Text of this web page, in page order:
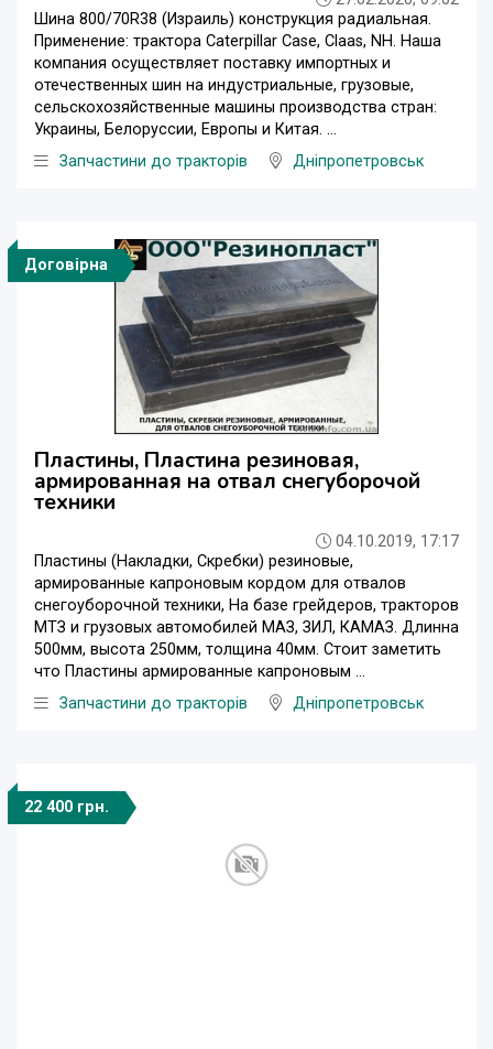
Шина 800/70R38 (Израиль) конструкция радиальная.
Применение: трактора Caterpillar Case, Claas, NH. Наша
компания осуществляет поставку импортных и
отечественных шин на индустриальные, грузовые,
сельскохозяйственные машины производства стран:
Украины, Белоруссии, Европы и Китая. ...
Запчастини до тракторів
Дніпропетровськ
Договірна
Пластины, Пластина резиновая,
армированная на отвал снегуборочой
техники
04.10.2019, 17:17
Пластины (Накладки, Скребки) резиновые,
армированные капроновым кордом для отвалов
снегоуборочной техники, На базе грейдеров, тракторов
МТЗ и грузовых автомобилей МАЗ, ЗИЛ, КАМАЗ. Длинна
500мм, высота 250мм, толщина 40мм. Стоит заметить
что Пластины армированные капроновым ...
Запчастини до тракторів
Дніпропетровськ
22 400 грн.